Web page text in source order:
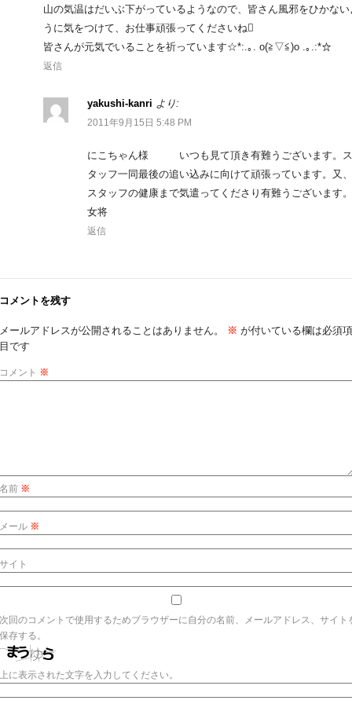
山の気温はだいぶ下がっているようなので、皆さん風邪をひかない
うに気をつけて、お仕事頑張ってくださいね
皆さんが元気でいることを祈っています☆*:.｡. o(≧▽≦)o .｡.:*☆
返信
yakushi-kanri より:
2011年9月15日 5:48 PM
にこちゃん様 いつも見て頂き有難うございます。ス
タッフ一同最後の追い込みに向けて頑張っています。又、
スタッフの健康まで気遣ってくださり有難うございます。
女将
返信
コメントを残す
メールアドレスが公開されることはありません。 ※ が付いている欄は必須項
目です
コメント ※
名前 ※
メール ※
サイト
次回のコメントで使用するためブラウザーに自分の名前、メールアドレス、サイト
保存する。
上に表示された文字を入力してください。